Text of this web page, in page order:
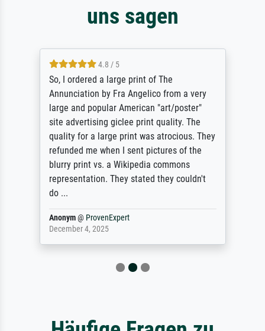
uns sagen
4.8 / 5
So, I ordered a large print of The
Annunciation by Fra Angelico from a very
large and popular American "art/poster"
site advertising giclee print quality. The
quality for a large print was atrocious. They
refunded me when I sent pictures of the
blurry print vs. a Wikipedia commons
representation. They stated they couldn't
do ...
Anonym@ ProvenExpert
December 4, 2025